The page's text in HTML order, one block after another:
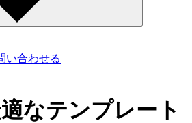
い合わせる
なテンプレート